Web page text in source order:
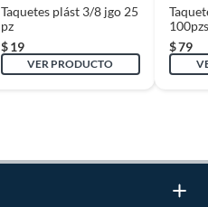
Taquetes plást 3/8 jgo 25
pz
$ 19
VER PRODUCTO
$79